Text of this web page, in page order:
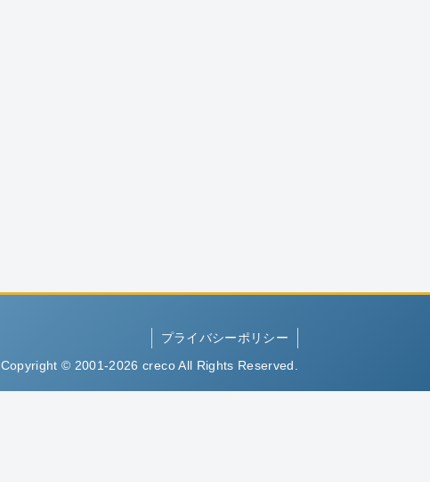
プライバシーポリシー
Copyright © 2001-2026 creco All Rights Reserved.